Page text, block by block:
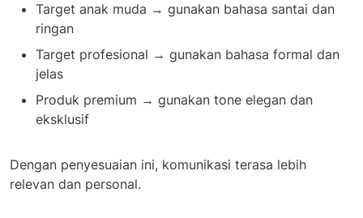
Target anak muda → gunakan bahasa santai dan
ringan
Target profesional → gunakan bahasa formal dan
jelas
Produk premium → gunakan tone elegan dan
eksklusif
Dengan penyesuaian ini, komunikasi terasa lebih
relevan dan personal.